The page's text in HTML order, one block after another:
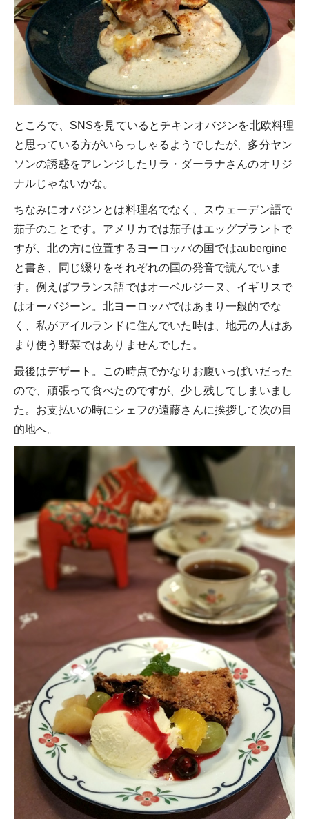
ところで、SNSを見ているとチキンオバジンを北欧料理
と思っている方がいらっしゃるようでしたが、多分ヤン
ソンの誘惑をアレンジしたリラ・ダーラナさんのオリジ
ナルじゃないかな。
ちなみにオバジンとは料理名でなく、スウェーデン語で
茄子のことです。アメリカでは茄子はエッグプラントで
すが、北の方に位置するヨーロッパの国ではaubergine
と書き、同じ綴りをそれぞれの国の発音で読んでいま
す。例えばフランス語ではオーベルジーヌ、イギリスで
はオーバジーン。北ヨーロッパではあまり一般的でな
く、私がアイルランドに住んでいた時は、地元の人はあ
まり使う野菜ではありませんでした。
最後はデザート。この時点でかなりお腹いっぱいだった
ので、頑張って食べたのですが、少し残してしまいまし
た。お支払いの時にシェフの遠藤さんに挨拶して次の目
的地へ。